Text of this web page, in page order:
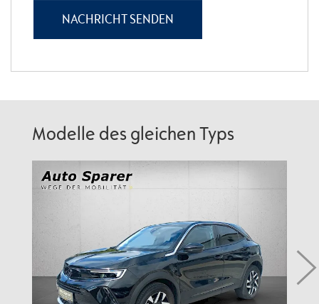
Modelle des gleichen Typs